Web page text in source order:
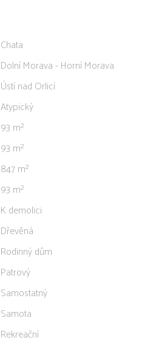
Chata
Dolní Morava - Horní Morava
Ústí nad Orlicí
Atypický
93 m²
93 m²
847 m²
93 m²
K demolici
Dřevěná
Rodinný dům
Patrový
Samostatný
Samota
Rekreační